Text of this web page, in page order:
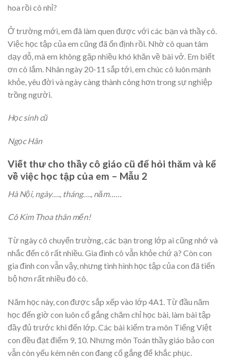
hoa rồi cô nhỉ?
Ở trường mới, em đã làm quen được với các bạn và thầy cô.
Việc học tập của em cũng đã ổn định rồi. Nhờ cô quan tâm
dạy dỗ, mà em không gặp nhiều khó khăn về bài vở. Em biết
ơn cô lắm. Nhân ngày 20-11 sắp tới, em chúc cô luôn mạnh
khỏe, yêu đời và ngày càng thành công hơn trong sự nghiệp
trồng người.
Học sinh cũ
Ngọc Hân
Viết thư cho thầy cô giáo cũ để hỏi thăm và kể
về việc học tập của em – Mẫu 2
Hà Nội, ngày…., tháng…., năm……
Cô Kim Thoa thân mến!
Từ ngày cô chuyển trường, các bạn trong lớp ai cũng nhớ và
nhắc đến cô rất nhiều. Gia đình cô vẫn khỏe chứ ạ? Còn con
gia đình con vẫn vậy, nhưng tình hình học tập của con đã tiến
bộ hơn rất nhiều đó cô.
Năm học này, con được sắp xếp vào lớp 4A1. Từ đầu năm
học đến giờ con luôn cố gắng chăm chỉ học bài, làm bài tập
đầy đủ trước khi đến lớp. Các bài kiểm tra môn Tiếng Việt
con đều đạt điểm 9, 10. Nhưng môn Toán thầy giáo bảo con
vẫn còn yếu kém nên con đang cố gắng để khắc phục.